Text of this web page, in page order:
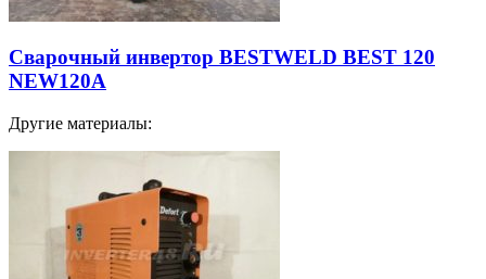
Сварочный инвертор BESTWELD BEST 120
NEW120A
Другие материалы: